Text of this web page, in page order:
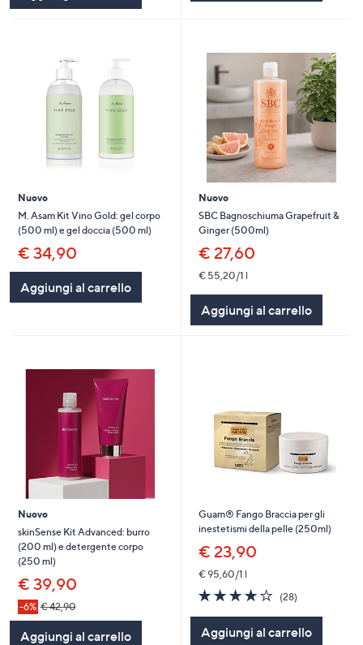
Nuovo
M. Asam Kit Vino Gold: gel corpo
(500 ml) e gel doccia (500 ml)
€ 34,90
Aggiungi al carrello
Nuovo
SBC Bagnoschiuma Grapefruit &
Ginger (500ml)
€ 27,60
€ 55,20/1 l
Aggiungi al carrello
Nuovo
skinSense Kit Advanced: burro
(200 ml) e detergente corpo
(250 ml)
€ 39,90
-6% € 42,90
Aggiungi al carrello
Guam® Fango Braccia per gli
inestetismi della pelle (250ml)
€ 23,90
€ 95,60/1 l
4.0
of
Stars
(28)28
Aggiungi al carrello